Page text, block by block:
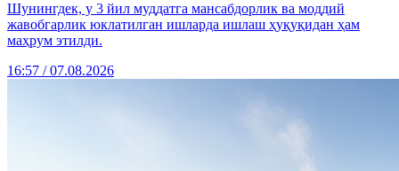
Шунингдек, у 3 йил муддатга мансабдорлик ва моддий
жавобгарлик юклатилган ишларда ишлаш ҳуқуқидан ҳам
маҳрум этилди.
16:57 / 07.08.2026